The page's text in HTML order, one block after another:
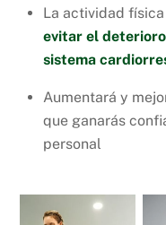
La actividad
evitar el
sistema
Aumentará y
que ganarás
personal